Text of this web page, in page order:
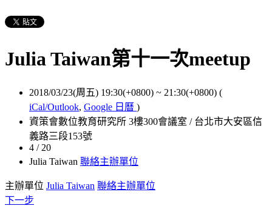
Julia Taiwan第十一次meetup
2018/03/23(周五) 19:30(+0800) ~ 21:30(+0800) (
iCal/Outlook, Google 日曆 )
資策會數位教育研究所 3樓300會議室 / 台北市大安區信
義路三段153號
4 / 20
Julia Taiwan 聯絡主辦單位
主辦單位 Julia Taiwan 聯絡主辦單位
下一步